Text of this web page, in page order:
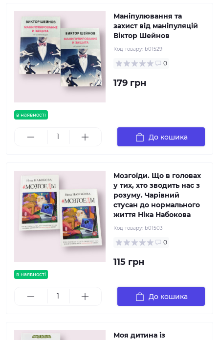
в наявності
Маніпулювання та
захист від маніпуляцій
Віктор Шейнов
Код товару: b01529
0
179 грн
До кошика
в наявності
Мозгоїди. Що в головах
у тих, хто зводить нас з
розуму. Чарівний
стусан до нормального
життя Ніка Набокова
Код товару: b01503
0
115 грн
До кошика
Моя дитина із